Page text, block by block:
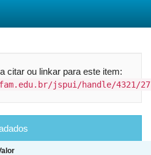
citar ou linkar para este item:
jspui/handle/4321/